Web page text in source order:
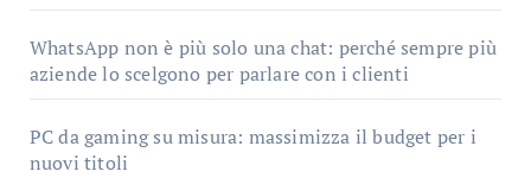
WhatsApp non è più solo una chat: perché sempre più
aziende lo scelgono per parlare con i clienti
PC da gaming su misura: massimizza il budget per i
nuovi titoli